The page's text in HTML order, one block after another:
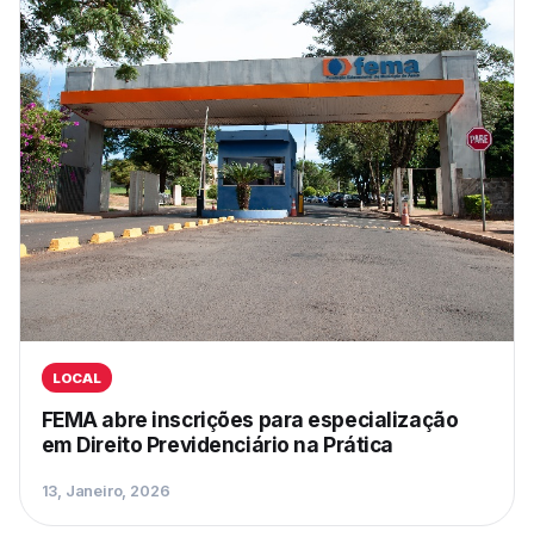
LOCAL
FEMA abre inscrições para especialização
em Direito Previdenciário na Prática
13, Janeiro, 2026